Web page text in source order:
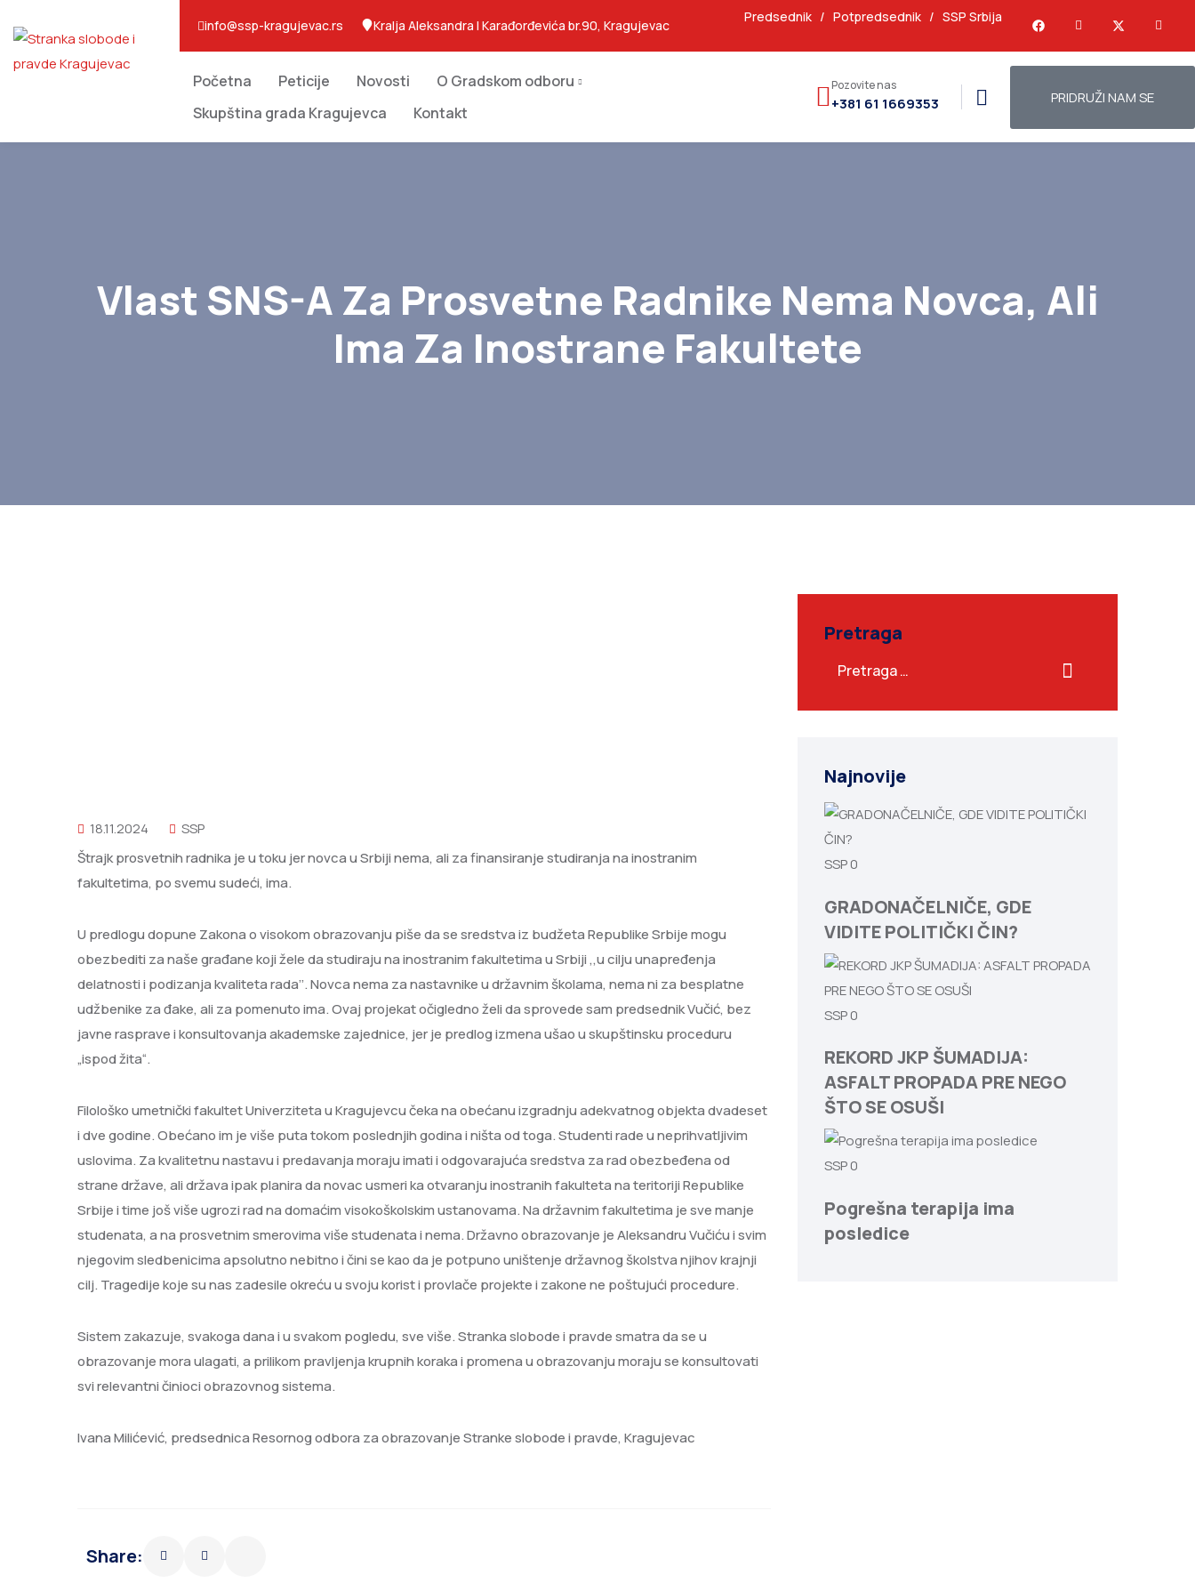
info@ssp-kragujevac.rs Kralja Aleksandra I Karađorđevića br.90, Kragujevac
Predsednik/ Potpredsednik/ SSP Srbija
Početna Peticije Novosti
O Gradskom odboru
Skupština grada Kragujevca
Kontakt
Pozovite nas
+381 61 1669353 PRIDRUŽI NAM SE
Vlast SNS-A Za Prosvetne Radnike Nema Novca, Ali
Ima Za Inostrane Fakultete
18.11.2024
SSP
Štrajk prosvetnih radnika je u toku jer novca u Srbiji nema, ali za finansiranje studiranja na inostranim
fakultetima, po svemu sudeći, ima.
U predlogu dopune Zakona o visokom obrazovanju piše da se sredstva iz budžeta Republike Srbije mogu
obezbediti za naše građane koji žele da studiraju na inostranim fakultetima u Srbiji ,,u cilju unapređenja
delatnosti i podizanja kvaliteta rada’’. Novca nema za nastavnike u državnim školama, nema ni za besplatne
udžbenike za đake, ali za pomenuto ima. Ovaj projekat očigledno želi da sprovede sam predsednik Vučić, bez
javne rasprave i konsultovanja akademske zajednice, jer je predlog izmena ušao u skupštinsku proceduru
„ispod žita“.
Filološko umetnički fakultet Univerziteta u Kragujevcu čeka na obećanu izgradnju adekvatnog objekta dvadeset
i dve godine. Obećano im je više puta tokom poslednjih godina i ništa od toga. Studenti rade u neprihvatljivim
uslovima. Za kvalitetnu nastavu i predavanja moraju imati i odgovarajuća sredstva za rad obezbeđena od
strane države, ali država ipak planira da novac usmeri ka otvaranju inostranih fakulteta na teritoriji Republike
Srbije i time još više ugrozi rad na domaćim visokoškolskim ustanovama. Na državnim fakultetima je sve manje
studenata, a na prosvetnim smerovima više studenata i nema. Državno obrazovanje je Aleksandru Vučiću i svim
njegovim sledbenicima apsolutno nebitno i čini se kao da je potpuno uništenje državnog školstva njihov krajnji
cilj. Tragedije koje su nas zadesile okreću u svoju korist i provlače projekte i zakone ne poštujući procedure.
Sistem zakazuje, svakoga dana i u svakom pogledu, sve više. Stranka slobode i pravde smatra da se u
obrazovanje mora ulagati, a prilikom pravljenja krupnih koraka i promena u obrazovanju moraju se konsultovati
svi relevantni činioci obrazovnog sistema.
Ivana Milićević, predsednica Resornog odbora za obrazovanje Stranke slobode i pravde, Kragujevac
Share:
Pretraga
Najnovije
SSP0
GRADONAČELNIČE, GDE
VIDITE POLITIČKI ČIN?
SSP0
REKORD JKP ŠUMADIJA:
ASFALT PROPADA PRE NEGO
ŠTO SE OSUŠI
SSP0
Pogrešna terapija ima
posledice